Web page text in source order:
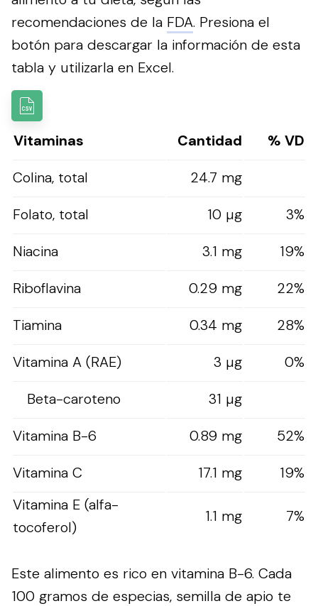
recomendaciones de la FDA. Presiona el
botón para descargar la información de esta
tabla y utilizarla en Excel.
Vitaminas Cantidad
% VD
Colina, total
24.7 mg
Folato, total
10 µg
3%
Niacina
3.1 mg
19%
Riboflavina
0.29 mg
22%
Tiamina
0.34 mg
28%
Vitamina A (RAE)
3 µg
0%
Beta-caroteno
31 µg
Vitamina B-6
0.89 mg
52%
Vitamina C
17.1 mg
19%
Vitamina E (alfa-
tocoferol)
1.1 mg 7%
Este alimento es rico en vitamina B-6. Cada
100 gramos de especias, semilla de apio te